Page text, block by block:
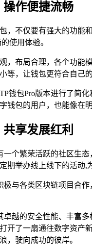
作便捷流畅
，不仅要有强大的功能
使用体验。
，布局合理，各个功能
等，让钱包更符合自己
钱包Pro版本进行了简
钱包的用户，也能像在
享发展红利
一个繁荣活跃的社区生
期举办线上线下的活动,
极与各类区块链项目合
卓越的安全性能、丰富
开了一扇通往数字资产
，驶向成功的彼岸。